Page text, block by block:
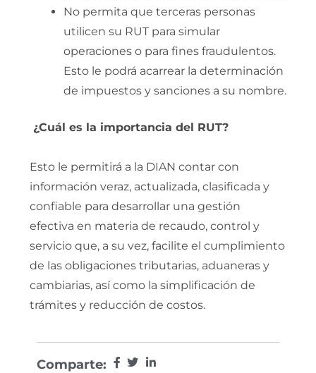
No permita que terceras personas
utilicen su RUT para simular
operaciones o para fines fraudulentos.
Esto le podrá acarrear la determinación
de impuestos y sanciones a su nombre.
¿Cuál es la importancia del RUT?
Esto le permitirá a la DIAN contar con
información veraz, actualizada, clasificada y
confiable para desarrollar una gestión
efectiva en materia de recaudo, control y
servicio que, a su vez, facilite el cumplimiento
de las obligaciones tributarias, aduaneras y
cambiarias, así como la simplificación de
trámites y reducción de costos.
Comparte: